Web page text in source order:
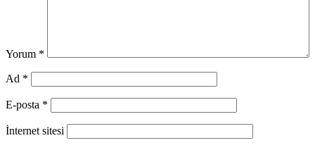
Yorum *
Ad *
E-posta *
İnternet sitesi